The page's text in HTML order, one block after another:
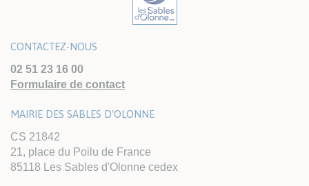
CONTACTEZ-NOUS
02 51 23 16 00
Formulaire de contact
MAIRIE DES SABLES D'OLONNE
CS 21842
21, place du Poilu de France
85118 Les Sables d'Olonne cedex